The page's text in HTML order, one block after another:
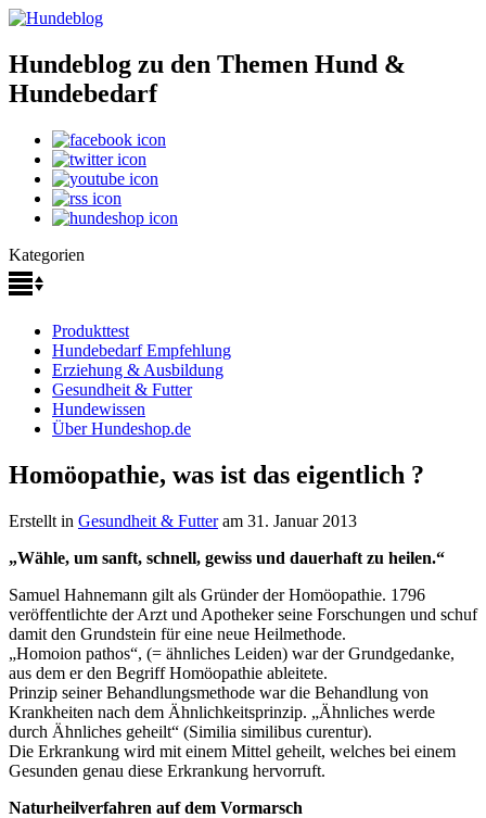
Hundeblog zu den Themen Hund &
Hundebedarf
Kategorien
Produkttest
Hundebedarf Empfehlung
Erziehung & Ausbildung
Gesundheit & Futter
Hundewissen
Über Hundeshop.de
Homöopathie, was ist das eigentlich ?
Erstellt in Gesundheit & Futteram 31. Januar 2013
„Wähle, um sanft, schnell, gewiss und dauerhaft zu heilen.“
Samuel Hahnemann gilt als Gründer der Homöopathie. 1796
veröffentlichte der Arzt und Apotheker seine Forschungen und schuf
damit den Grundstein für eine neue Heilmethode.
„Homoion pathos“, (= ähnliches Leiden) war der Grundgedanke,
aus dem er den Begriff Homöopathie ableitete.
Prinzip seiner Behandlungsmethode war die Behandlung von
Krankheiten nach dem Ähnlichkeitsprinzip. „Ähnliches werde
durch Ähnliches geheilt“ (Similia similibus curentur).
Die Erkrankung wird mit einem Mittel geheilt, welches bei einem
Gesunden genau diese Erkrankung hervorruft.
Naturheilverfahren auf dem Vormarsch